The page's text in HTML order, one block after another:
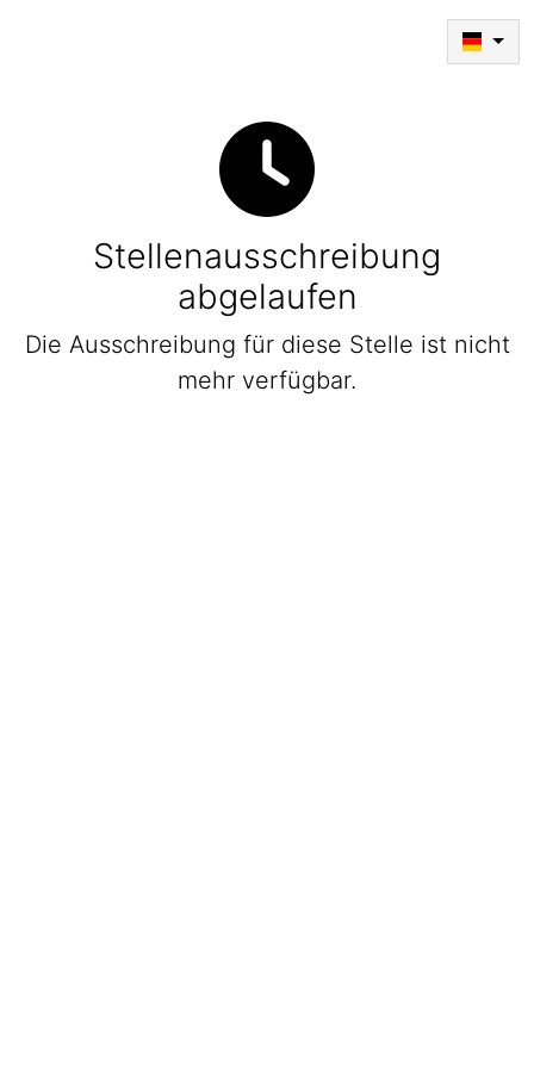
Stellenausschreibung
abgelaufen
Die Ausschreibung für diese Stelle ist nicht
mehr verfügbar.